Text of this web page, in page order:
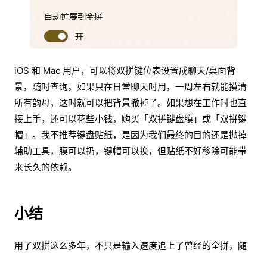
iOS 和 Mac 用户，可以将双拼键位表设置成聊天/桌面背
景，随时查询。如果只在日常聊天时用，一周左右就能摸清
所有韵母，这时就可以把背景撤掉了。如果想在工作时也直
接上手，还可以花些小钱，购买「双拼键盘膜」或「双拼键
帽」。我不推荐键盘贴纸，是因为我们最终的目的还是抛掉
辅助工具，膜可以扔，键帽可以换，但贴纸不好移除可能带
来长久的依赖。
小结
用了双拼这么多年，不只是输入速度追上了曾经的全拼，随